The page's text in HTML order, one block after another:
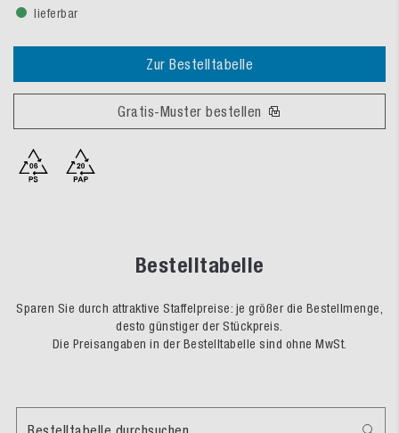
lieferbar
Zur Bestelltabelle
Gratis-Muster bestellen
Bestelltabelle
Sparen Sie durch attraktive Staffelpreise: je größer die Bestellmenge,
desto günstiger der Stückpreis.
Die Preisangaben in der Bestelltabelle sind ohne MwSt.